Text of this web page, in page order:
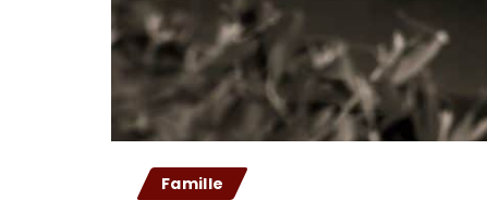
Famille